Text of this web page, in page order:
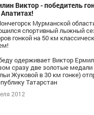
Виктор - победитель
Мурманской
спортивный лыжный
гонкой на 50 км
одерживает Виктор
сразу две золотые медали
Жуковой в 30 км гонке)
Татарстан
2012